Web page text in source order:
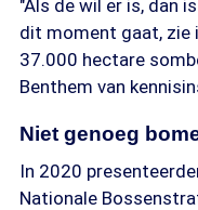
"Als de wil er is, dan
dit moment gaat, zie
37.000 hectare
Benthem van
Niet genoeg
In 2020
Nationale